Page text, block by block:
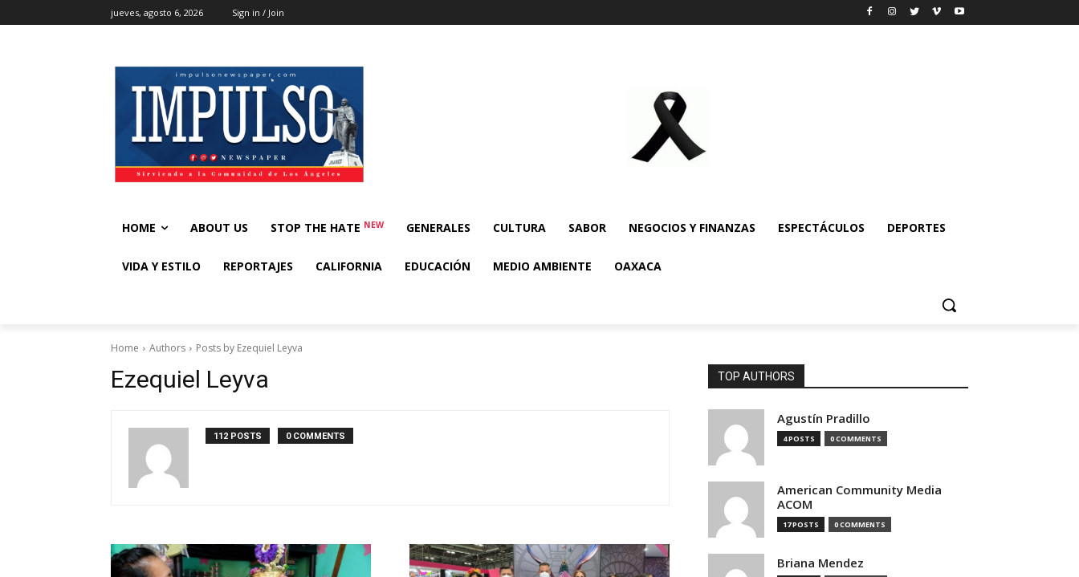
jueves, agosto 6, 2026 Sign in / Join
HOME ABOUT US STOP THE HATE NEW GENERALES CULTURA SABOR NEGOCIOS Y FINANZAS ESPECTÁCULOS DEPORTES
VIDA Y ESTILO REPORTAJES CALIFORNIA EDUCACIÓN MEDIO AMBIENTE OAXACA
Home Authors Posts by Ezequiel Leyva
Ezequiel Leyva
112 POSTS 0 COMMENTS
TOP AUTHORS
Agustín Pradillo
4 POSTS 0 COMMENTS
American Community Media
ACOM
17 POSTS 0 COMMENTS
Briana Mendez